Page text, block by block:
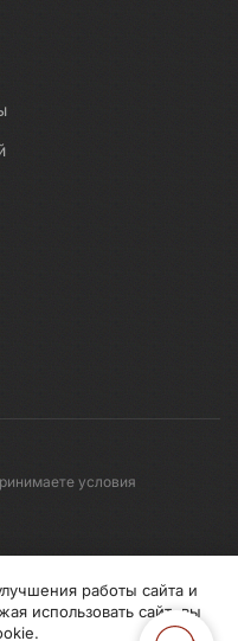
условия
перс.данных
работы сайта и
использовать сайт, вы